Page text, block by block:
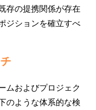
存の提携関係が存在
ジションを確立すべ
ムおよびプロジェク
のような体系的な検